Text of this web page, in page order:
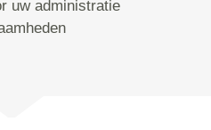
uw administratie